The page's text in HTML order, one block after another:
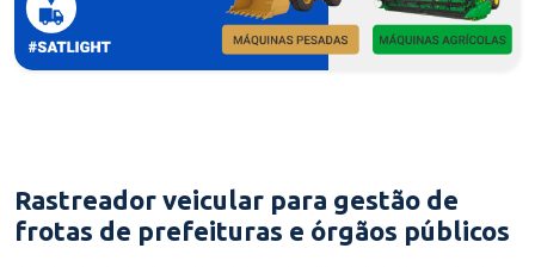
Rastreador veicular para gestão de
frotas de prefeituras e órgãos públicos